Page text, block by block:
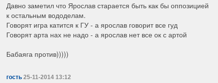
Давно заметил что Ярослав старается быть как бы оппозицией
к остальным вододелам.
Говорят игра катится к ГУ - а ярослав говорит все гуд
Говорят арта нах не надо - а ярослав нет все ок с артой
Бабаяга против)))))
гость 25-11-2014 13:12